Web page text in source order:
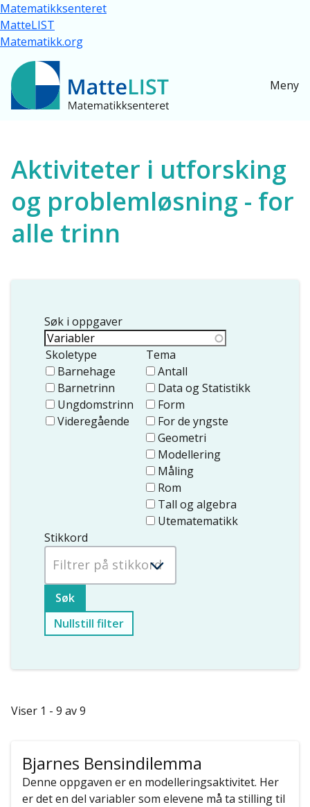
Hopp til hovedinnhold
Matematikksenteret
MatteLIST
Matematikk.org
Meny
Ressurser for alle
Aktiviteter i utforsking
og problemløsning - for
alle trinn
Søk i oppgaver
Skoletype
Barnehage
Barnetrinn
Ungdomstrinn
Videregående
Tema
Antall
Data og Statistikk
Form
For de yngste
Geometri
Modellering
Måling
Rom
Tall og algebra
Utematematikk
Stikkord
Nullstill filter
Viser 1 - 9 av 9
Bjarnes Bensindilemma
Denne oppgaven er en modelleringsaktivitet. Her
er det en del variabler som elevene må ta stilling til